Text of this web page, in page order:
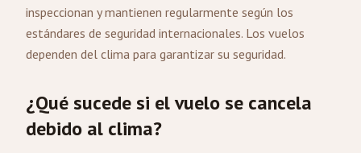
inspeccionan y mantienen regularmente según los
estándares de seguridad internacionales. Los vuelos
dependen del clima para garantizar su seguridad.
¿Qué sucede si el vuelo se cancela
debido al clima?